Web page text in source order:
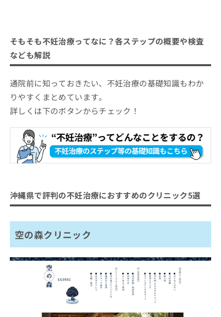
そもそも不妊治療ってなに？各ステップの概要や検査
なども解説
通院前に知っておきたい、不妊治療の基礎知識もわか
りやすくまとめています。
詳しくは下のボタンからチェック！
沖縄県で評判の不妊治療におすすめのクリニック5選
空の森クリニック